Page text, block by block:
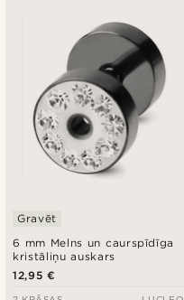
6 mm Melns un caurspīdīga
kristāliņu auskars
Gravēt
12,95 €